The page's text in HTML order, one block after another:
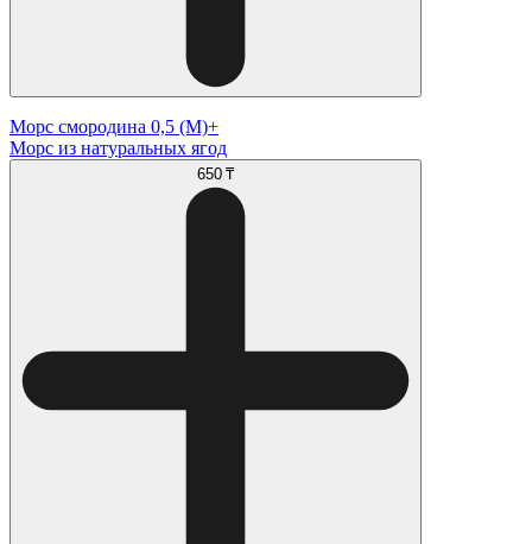
Морс смородина 0,5 (М)+
Морс из натуральных ягод
650 ₸